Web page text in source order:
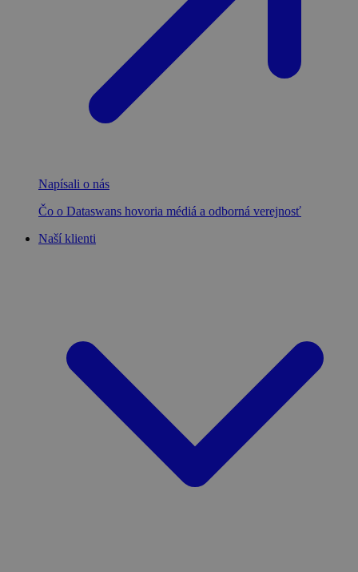
Napísali o nás
Čo o Dataswans hovoria médiá a odborná verejnosť
Naší klienti